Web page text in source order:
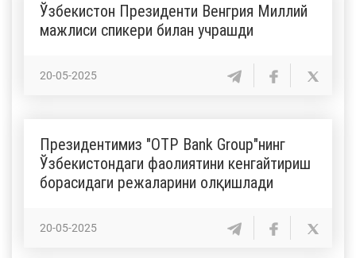
Ўзбекистон Президенти Венгрия Миллий
мажлиси спикери билан учрашди
20-05-2025
Президентимиз "OTP Bank Group"нинг
Ўзбекистондаги фаолиятини кенгайтириш
борасидаги режаларини олқишлади
20-05-2025